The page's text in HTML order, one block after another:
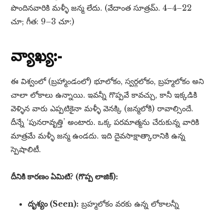
పొందినవారికి మళ్ళీ జన్మ లేదు. (వేదాంత సూత్రమ్​. 4–4–22
చూ; గీత: 9–3 చూ:)
వ్యాఖ్య:-
ఈ విశ్వంలో (బ్రహ్మాండంలో) భూలోకం, స్వర్గలోకం, బ్రహ్మలోకం అని
చాలా లోకాలు ఉన్నాయి. ఇవన్నీ గొప్పవే కావచ్చు, కానీ ఇక్కడికి
వెళ్ళిన వారు ఎప్పటికైనా మళ్ళీ వెనక్కి (జన్మలోకి) రావాల్సిందే.
దీన్నే ‘పునరావృత్తి’ అంటారు. ఒక్క పరమాత్మను చేరుకున్న వారికి
మాత్రమే మళ్ళీ జన్మ ఉండదు. ఇది దైవసాక్షాత్కారానికి ఉన్న
స్పెషాలిటీ.
దీనికి కారణం ఏమిటి? (గొప్ప లాజిక్):
దృశ్యం (Seen): బ్రహ్మలోకం వరకు ఉన్న లోకాలన్నీ